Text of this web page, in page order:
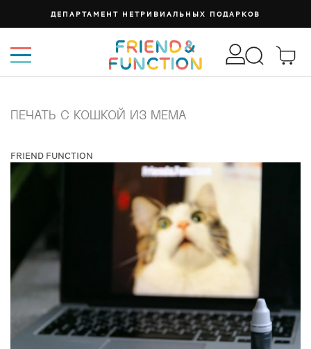
ДЕПАРТАМЕНТ НЕТРИВИАЛЬНЫХ ПОДАРКОВ
ПЕЧАТЬ С КОШКОЙ ИЗ МЕМА
FRIEND FUNCTION